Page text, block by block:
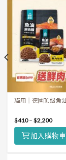
貓用｜德國頂級魚
$410–$2,200
加入購物車